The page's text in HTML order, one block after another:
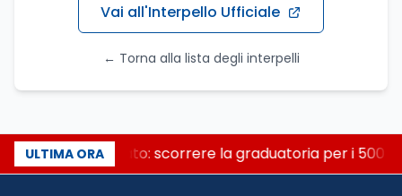
Vai all'Interpello Ufficiale
← Torna alla lista degli interpelli
ULTIMA ORA
Consiglio di Stato: scorrere la graduatoria per i 500